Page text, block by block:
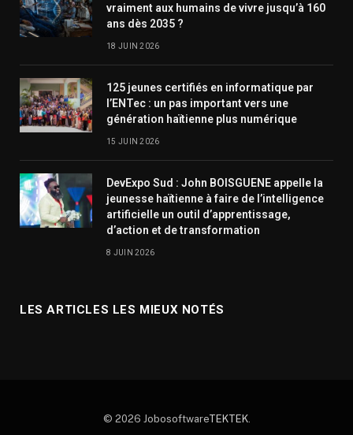
vraiment aux humains de vivre jusqu’à 160
ans dès 2035 ?
18 JUIN 2026
125 jeunes certifiés en informatique par
l’ENTec : un pas important vers une
génération haïtienne plus numérique
15 JUIN 2026
DevExpo Sud : John BOISGUENE appelle la
jeunesse haïtienne à faire de l’intelligence
artificielle un outil d’apprentissage,
d’action et de transformation
8 JUIN 2026
LES ARTICLES LES MIEUX NOTÉS
© 2026 JobosoftwareTEKTEK.